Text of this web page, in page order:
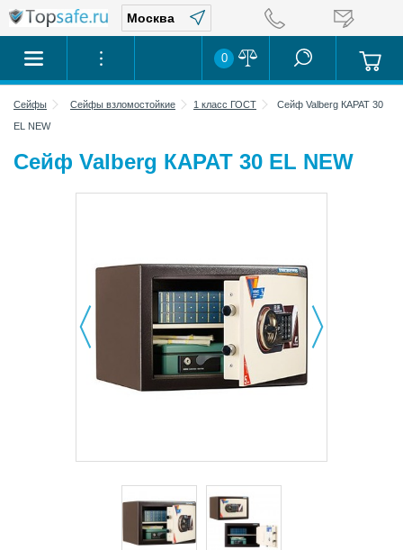
0
Сейфы Сейфы взломостойкие 1 класс ГОСТ
Сейф Valberg КАРАТ 30
EL NEW
Сейф Valberg КАРАТ 30 EL NEW